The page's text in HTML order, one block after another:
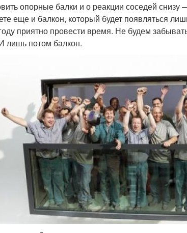
опорные балки и о реакции соседей снизу
еще и балкон, который будет появляться
приятно провести время. Не будем
лишь потом балкон.